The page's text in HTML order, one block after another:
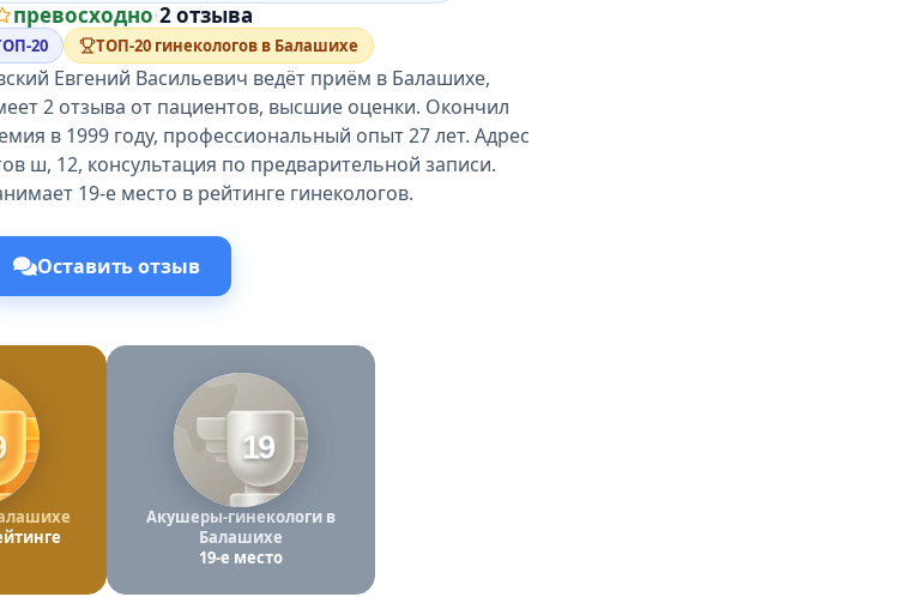
превосходно·2 отзыва
20 ТОП-20 гинекологов в Балашихе
Евгений Васильевич ведёт приём в Балашихе,
2 отзыва от пациентов, высшие оценки. Окончил
в 1999 году, профессиональный опыт 27 лет. Адрес
ш, 12, консультация по предварительной записи.
19-е место в рейтинге гинекологов.
Оставить отзыв
19
Акушеры-гинекологи в
Балашихе
19-е место